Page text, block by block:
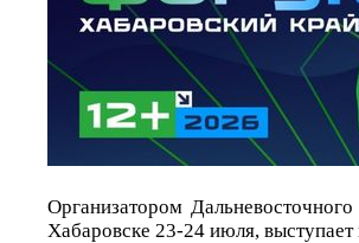
Организатором
Хабаровске 23-24 июля, выступает